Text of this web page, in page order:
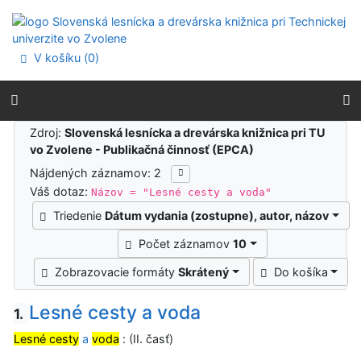
Prejsť na menu
Prehlásenie o webovej prístupnosti
V košíku (0)
Výsledky vyhľadávania
Zdroj:Slovenská lesnícka a drevárska knižnica pri TU
vo Zvolene - Publikačná činnosť (EPCA)
Nájdených záznamov: 2
Váš dotaz:Názov = "Lesné cesty a voda"
Triedenie Dátum vydania (zostupne), autor, názov
Počet záznamov10
Zobrazovacie formátySkrátený Do košíka
1. Lesné cesty a voda
Lesné cesty a voda : (II. časť)